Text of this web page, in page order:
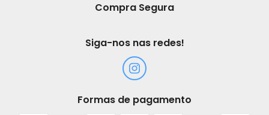
Compra Segura
Siga-nos nas redes!
Formas de pagamento